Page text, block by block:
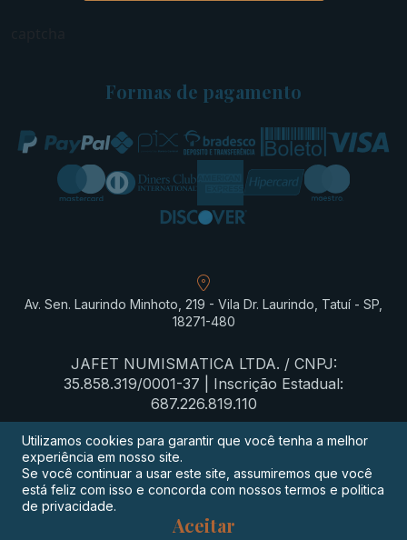
Formas de pagamento
Av. Sen. Laurindo Minhoto, 219 - Vila Dr. Laurindo, Tatuí - SP,
18271-480
JAFET NUMISMATICA LTDA. / CNPJ:
35.858.319/0001-37 | Inscrição Estadual:
687.226.819.110
Termos de privacidade
Digimeta
Utilizamos cookies para garantir que você tenha a melhor
experiência em nosso site.
Se você continuar a usar este site, assumiremos que você
está feliz com isso e concorda com nossos termos e politica
de privacidade.
Aceitar